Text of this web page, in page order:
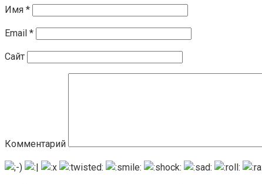
Имя *
Email *
Сайт
Комментарий